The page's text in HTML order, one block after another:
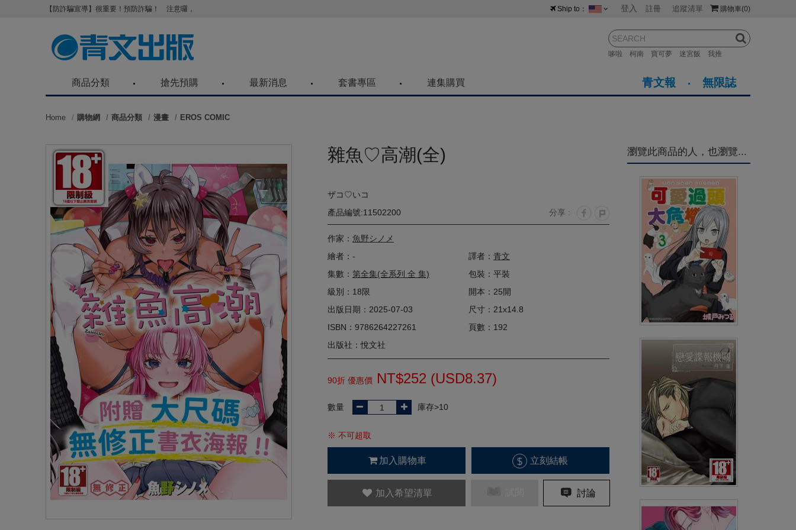
購物車(0)
登入 註冊 追蹤清單
哆啦 柯南 寶可夢 迷宮飯 我推
Ship to：
紐西蘭 馬來西亞
菲律賓
【防詐騙宣導】很重要！預防詐騙！ 注意囉，不要被騙了！請各位喜歡青文購物網的朋友們，提高警覺！
商品分類 搶先預購 最新消息 套書專區 連集購買 青文報 無限誌
Home 購物網 商品分類 漫畫 EROS COMIC
雜魚♡高潮(全)
ザコ♡いコ
產品編號:11502200
分享 :
作家： 魚野シノメ
繪者：-
譯者： 青文
集數： 第全集(全系列 全 集)
包裝：平裝
級別：18限
開本：25開
出版日期：2025-07-03
尺寸：21x14.8
ISBN：9786264227261
頁數：192
出版社：悅文社
90折 優惠價 NT$252 (USD8.37)
數量 庫存>10
※ 不可超取
加入購物車 $ 立刻結帳
加入希望清單 討論
瀏覽此商品的人，也瀏覽...
可愛過頭大危機(03)
91折 NT$90 (USD2.99)